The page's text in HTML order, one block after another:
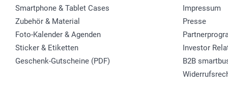
Smartphone & Tablet Cases
Zubehör & Material
Foto-Kalender & Agenden
Sticker & Etiketten
Geschenk-Gutscheine (PDF)
Impressum
Presse
Investor
B2B